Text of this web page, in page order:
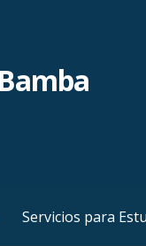
Servicios para